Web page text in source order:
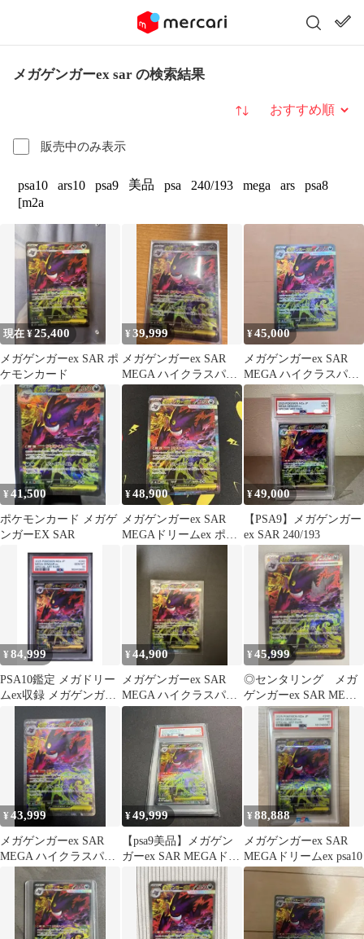
メガゲンガーex sar の検索結果
販売中のみ表示
並び替え
psa10 ars10 psa9 美品 psa 240/193 mega ars
psa8
[m2a
現在 ¥25,400
メガゲンガーex SAR ポ
ケモンカード
¥39,999
メガゲンガーex SAR
MEGA ハイクラスパッ
ク MEGAドリームex
¥45,000
メガゲンガーex SAR
MEGA ハイクラスパッ
ク MEGAドリームex
¥41,500
ポケモンカード メガゲ
ンガーEX SAR
¥48,900
メガゲンガーex SAR
MEGAドリームex ポケ
モンカード
¥49,000
【PSA9】メガゲンガー
ex SAR 240/193
¥84,999
PSA10鑑定 メガドリー
ムex収録 メガゲンガー
¥44,900
メガゲンガーex SAR
MEGA ハイクラスパッ
ク MEGAドリームex
¥45,999
◎センタリング メガ
ゲンガーex SAR MEGA
ドリームex
¥43,999
メガゲンガーex SAR
MEGA ハイクラスパッ
ク MEGAドリームex
¥49,999
【psa9美品】メガゲン
ガーex SAR MEGAドリ
¥88,888
メガゲンガーex SAR
MEGAドリームex psa10